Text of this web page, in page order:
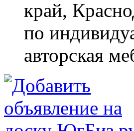
край,
по
авторская